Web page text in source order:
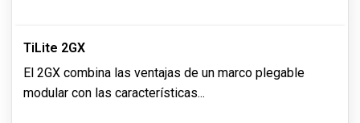
TiLite 2GX
El 2GX combina las ventajas de un marco plegable
modular con las características...